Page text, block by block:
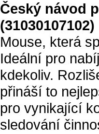
Český návod
Mouse, která
Ideální pro
kdekoliv.
přináší to
pro vynikající
sledování